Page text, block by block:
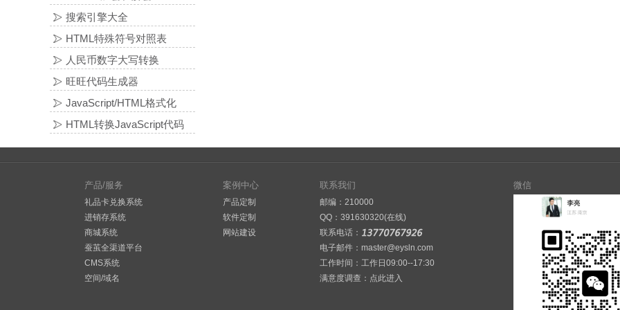
搜索引擎大全
HTML特殊符号对照表
人民币数字大写转换
旺旺代码生成器
JavaScript/HTML格式化
HTML转换JavaScript代码
产品/服务
礼品卡兑换系统
进销存系统
商城系统
蚕茧全渠道平台
CMS系统
空间/域名
案例中心
产品定制
软件定制
网站建设
联系我们
邮编：210000
QQ： 391630320(在线)
联系电话：
电子邮件：master@eysln.com
工作时间：工作日09:00--17:30
满意度调查： 点此进入
微信